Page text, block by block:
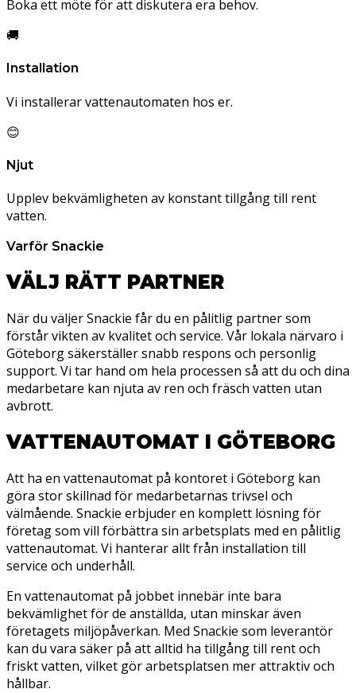
Boka ett möte för att diskutera era behov.
🚚
Installation
Vi installerar vattenautomaten hos er.
😊
Njut
Upplev bekvämligheten av konstant tillgång till rent
vatten.
Varför Snackie
VÄLJ RÄTT PARTNER
När du väljer Snackie får du en pålitlig partner som
förstår vikten av kvalitet och service. Vår lokala närvaro i
Göteborg säkerställer snabb respons och personlig
support. Vi tar hand om hela processen så att du och dina
medarbetare kan njuta av ren och fräsch vatten utan
avbrott.
VATTENAUTOMAT I GÖTEBORG
Att ha en vattenautomat på kontoret i Göteborg kan
göra stor skillnad för medarbetarnas trivsel och
välmående. Snackie erbjuder en komplett lösning för
företag som vill förbättra sin arbetsplats med en pålitlig
vattenautomat. Vi hanterar allt från installation till
service och underhåll.
En vattenautomat på jobbet innebär inte bara
bekvämlighet för de anställda, utan minskar även
företagets miljöpåverkan. Med Snackie som leverantör
kan du vara säker på att alltid ha tillgång till rent och
friskt vatten, vilket gör arbetsplatsen mer attraktiv och
hållbar.